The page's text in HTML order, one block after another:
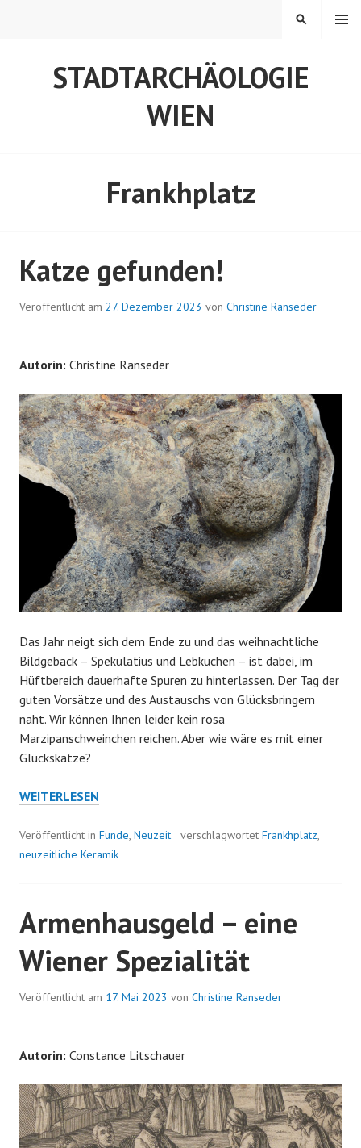
STADTARCHÄOLOGIE
WIEN
MENÜ
SUCHEN
Frankhplatz
Katze gefunden!
Veröffentlicht am 27. Dezember 2023 von Christine Ranseder
Autorin: Christine Ranseder
Das Jahr neigt sich dem Ende zu und das weihnachtliche
Bildgebäck – Spekulatius und Lebkuchen – ist dabei, im
Hüftbereich dauerhafte Spuren zu hinterlassen. Der Tag der
guten Vorsätze und des Austauschs von Glücksbringern
naht. Wir können Ihnen leider kein rosa
Marzipanschweinchen reichen. Aber wie wäre es mit einer
Glückskatze?
KATZE
WEITERLESEN
Veröffentlicht in Funde, Neuzeit verschlagwortet Frankhplatz,
neuzeitliche Keramik
Armenhausgeld – eine
Wiener Spezialität
Veröffentlicht am 17. Mai 2023 von Christine Ranseder
Autorin: Constance Litschauer